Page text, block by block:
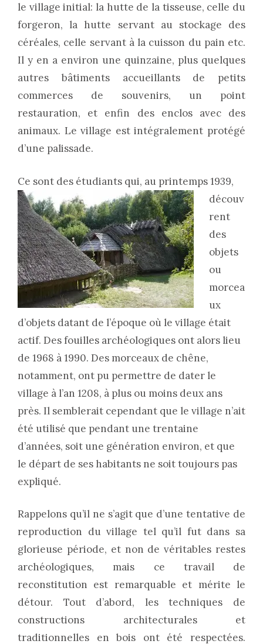
le village initial: la hutte de la tisseuse, celle du
forgeron, la hutte servant au stockage des
céréales, celle servant à la cuisson du pain etc.
Il y en a environ une quinzaine, plus quelques
autres bâtiments accueillants de petits
commerces de souvenirs, un point
restauration, et enfin des enclos avec des
animaux. Le village est intégralement protégé
d’une palissade.
Ce sont des étudiants qui, au printemps 1939,
découv
rent
des
objets
ou
morcea
ux
d’objets datant de l’époque où le village était
actif. Des fouilles archéologiques ont alors lieu
de 1968 à 1990. Des morceaux de chêne,
notamment, ont pu permettre de dater le
village à l’an 1208, à plus ou moins deux ans
près. Il semblerait cependant que le village n’ait
été utilisé que pendant une trentaine
d’années, soit une génération environ, et que
le départ de ses habitants ne soit toujours pas
expliqué.
Rappelons qu’il ne s’agit que d’une tentative de
reproduction du village tel qu’il fut dans sa
glorieuse période, et non de véritables restes
archéologiques, mais ce travail de
reconstitution est remarquable et mérite le
détour. Tout d’abord, les techniques de
constructions architecturales et
traditionnelles en bois ont été respectées.